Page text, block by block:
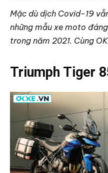
Mặc dù dịch Covid-19
những mẫu xe moto
trong năm 2021. Cùng
Triumph Tiger